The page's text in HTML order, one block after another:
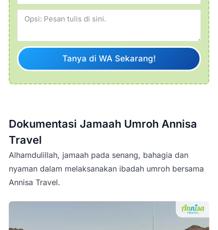
Tanya di WA Sekarang!
Dokumentasi Jamaah Umroh Annisa
Travel
Alhamdulillah, jamaah pada senang, bahagia dan
nyaman dalam melaksanakan ibadah umroh bersama
Annisa Travel.